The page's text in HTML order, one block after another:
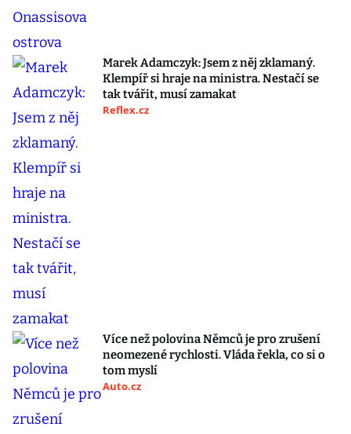
Marek Adamczyk: Jsem z něj zklamaný.
Klempíř si hraje na ministra. Nestačí se
tak tvářit, musí zamakat
Reflex.cz
Více než polovina Němců je pro zrušení
neomezené rychlosti. Vláda řekla, co si o
tom myslí
Auto.cz